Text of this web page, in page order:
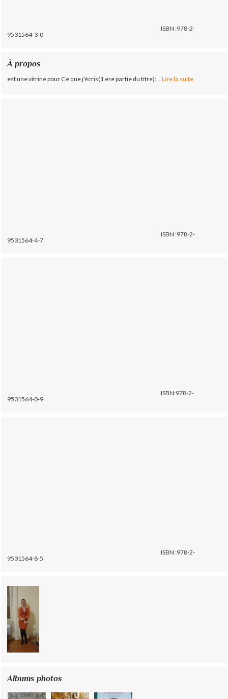
ISBN :978-2-
9531564-3-0
À propos
est une vitrine pour Ce que j'écris(1 ere partie du titre):... Lire la suite
ISBN :978-2-
9531564-4-7
ISBN:978-2-
9531564-0-9
ISBN :978-2-
9531564-8-5
Albums photos